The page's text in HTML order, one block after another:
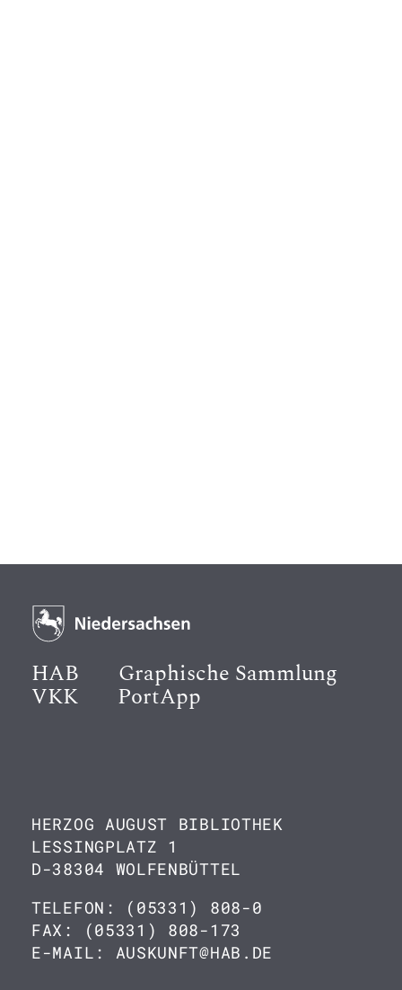
HAB Graphische Sammlung
VKK PortApp
HERZOG AUGUST BIBLIOTHEK
LESSINGPLATZ 1
D-38304 WOLFENBÜTTEL
TELEFON: (05331) 808-0
FAX: (05331) 808-173
E-MAIL: AUSKUNFT@HAB.DE